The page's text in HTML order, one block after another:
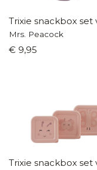
Trixie snackbox set
Mrs. Peacock
€ 9,95
Trixie snackbox set